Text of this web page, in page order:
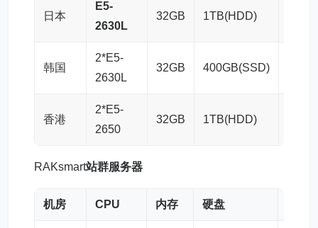
日本
E5-
2630L
32GB 1TB(HDD)
韩国
2*E5-
2630L
32GB 400GB(SSD)
香港
2*E5-
2650
32GB 1TB(HDD)
RAKsmart站群服务器
机房 CPU 内存 硬盘